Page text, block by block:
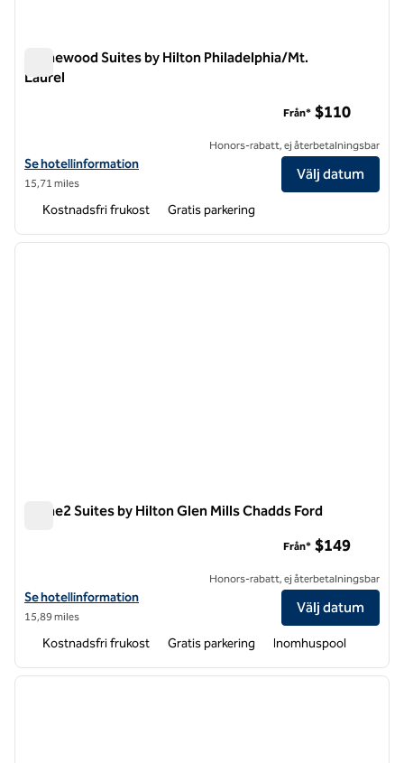
Homewood Suites by Hilton Philadelphia/Mt.
Laurel
Visa hotelluppgifter för Homewood Suites by Hilton Philadelphia/Mt.
Se hotellinformation
15,71 miles
Från* $110
Honors-rabatt, ej återbetalningsbar
Välj datum
Kostnadsfri frukost Gratis parkering
1 av 12
nästa
Home2 Suites by Hilton Glen Mills Chadds Ford
Visa hotelluppgifter för Home2 Suites by Hilton Glen Mills Chadds
Se hotellinformation
15,89 miles
Från* $149
Honors-rabatt, ej återbetalningsbar
Välj datum
Kostnadsfri frukost Gratis parkering Inomhuspool
1 av 12
nästa